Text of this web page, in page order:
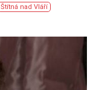
Štítná nad Vláří